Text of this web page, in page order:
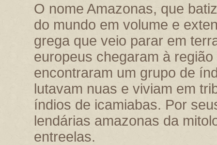
O nome Amazonas, que
do mundo em volume e
grega que veio parar em
europeus chegaram à
encontraram um grupo de
lutavam nuas e viviam em
índios de icamiabas. Por
lendárias amazonas da
entreelas.